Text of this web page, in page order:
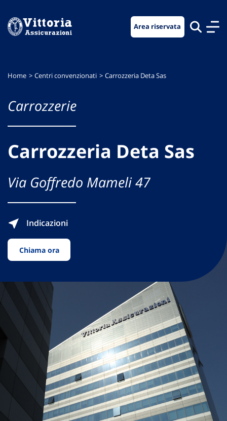
menu
contenuto
footer
Area riservata
Home Centri convenzionati Carrozzeria Deta Sas
Carrozzerie
Carrozzeria Deta Sas
Via Goffredo Mameli 47
Indicazioni
Chiama ora